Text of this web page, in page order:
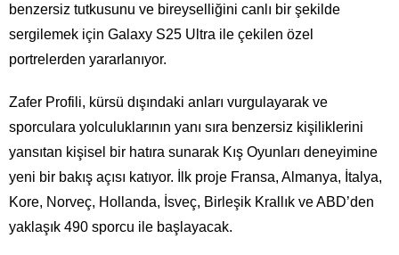
benzersiz tutkusunu ve bireyselliğini canlı bir şekilde
sergilemek için Galaxy S25 Ultra ile çekilen özel
portrelerden yararlanıyor.
Zafer Profili, kürsü dışındaki anları vurgulayarak ve
sporculara yolculuklarının yanı sıra benzersiz kişiliklerini
yansıtan kişisel bir hatıra sunarak Kış Oyunları deneyimine
yeni bir bakış açısı katıyor. İlk proje Fransa, Almanya, İtalya,
Kore, Norveç, Hollanda, İsveç, Birleşik Krallık ve ABD’den
yaklaşık 490 sporcu ile başlayacak.